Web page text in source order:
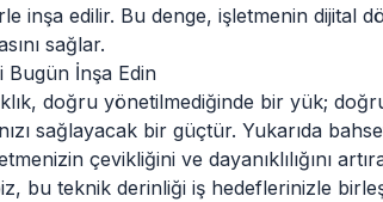
inşa edilir. Bu denge, işletmenin dijital
sağlar.
Bugün İnşa Edin
doğru yönetilmediğinde bir yük;
sağlayacak bir güçtür. Yukarıda
çevikliğini ve dayanıklılığını
bu teknik derinliği iş hedeflerinizle